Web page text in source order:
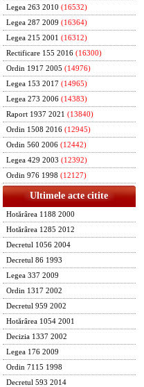
Legea 263 2010 (16532)
Legea 287 2009 (16364)
Legea 215 2001 (16312)
Rectificare 155 2016 (16300)
Ordin 1917 2005 (14976)
Legea 153 2017 (14965)
Legea 273 2006 (14383)
Raport 1937 2021 (13840)
Ordin 1508 2016 (12945)
Ordin 560 2006 (12442)
Legea 429 2003 (12392)
Ordin 976 1998 (12127)
Ultimele acte citite
Hotărârea 1188 2000
Hotărârea 1285 2012
Decretul 1056 2004
Decretul 86 1993
Legea 337 2009
Ordin 1317 2002
Decretul 959 2002
Hotărârea 1054 2001
Decizia 1337 2002
Legea 176 2009
Ordin 7115 1998
Decretul 593 2014